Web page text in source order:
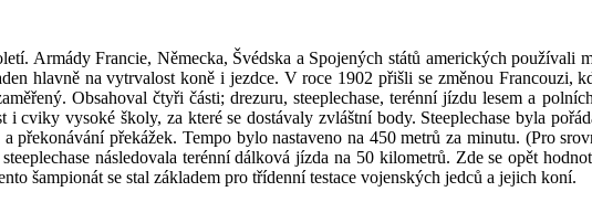
Armády Francie, Německa, Švédska a Spojených států amerických
hlavně na vytrvalost koně i jezdce. V roce 1902 přišli se změnou
Obsahoval čtyři části; drezuru, steeplechase, terénní jízdu lesem a
i cviky vysoké školy, za které se dostávaly zvláštní body. Steeplechase byla
a překonávání překážek. Tempo bylo nastaveno na 450 metrů za minutu. (Pro
následovala terénní dálková jízda na 50 kilometrů. Zde se opět
šampionát se stal základem pro třídenní testace vojenských jedců a jejich koní.